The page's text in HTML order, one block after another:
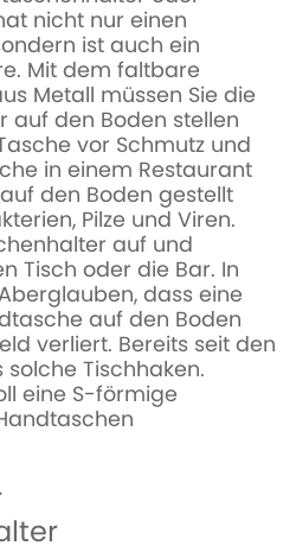
nicht nur einen
ist auch ein
Mit dem faltbare
Metall müssen Sie die
auf den Boden stellen
vor Schmutz und
in einem Restaurant
den Boden gestellt
Pilze und Viren.
auf und
Tisch oder die Bar. In
dass eine
auf den Boden
verliert. Bereits seit den
Tischhaken.
eine S-förmige